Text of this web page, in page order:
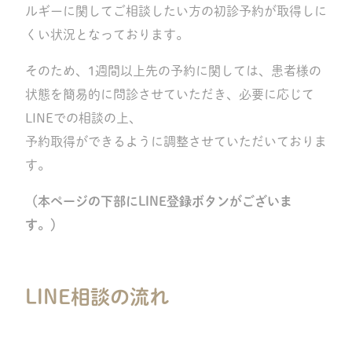
ルギーに関してご相談したい方の初診予約が取得しに
くい状況となっております。
そのため、1週間以上先の予約に関しては、患者様の
状態を簡易的に問診させていただき、必要に応じて
LINEでの相談の上、
予約取得ができるように調整させていただいておりま
す。
（本ページの下部にLINE登録ボタンがございま
す。）
LINE相談の流れ